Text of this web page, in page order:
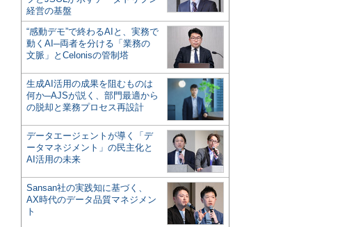
経営の基盤
“感動デモ”で終わるAIと、実務で
動くAI─両者を分ける「業務の
文脈」とCelonisの管制塔
生成AI活用の成果を阻むものは
何か─AJSが説く、部門最適から
の脱却と業務プロセス再設計
データエージェントが導く「デ
ータマネジメント」の民主化と
AI活用の未来
Sansan社の実践知に基づく、
AX時代のデータ品質マネジメン
ト